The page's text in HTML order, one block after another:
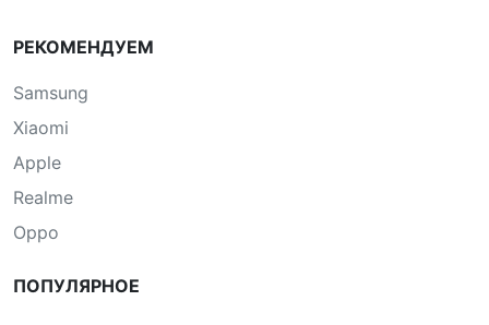
РЕКОМЕНДУЕМ
Samsung
Xiaomi
Apple
Realme
Oppo
ПОПУЛЯРНОЕ